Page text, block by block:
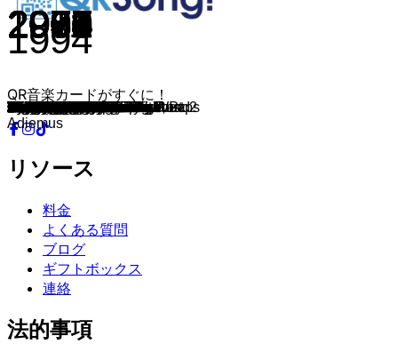
1994
Adiemus
1990
Enjoy The Silence
1983
Every Breath You Take
1989
The Best
1973
Piano Man
1999
Californication
1978
Hold The Line
1984
Pride
1965
Yesterday
1966
Eleanor Rigby
1970
The Long And Winding Road
1968
Hey Jude
1971
Imagine
1976
Hotel California
1976
Daddy Cool
1983
Sunday Bloody Sunday
1979
A Walk In The Park
2000
Dancing in the Moonlight
1981
Under Pressure
1983
I'm Still Standing
1984
Jump
1966
Yellow Submarine
1965
Satisfaction
1968
Mrs. Robinson
1973
Dream On
2005
American Idiot
1980
Hells Bells
1971
Lady In Black
1985
On My Way In L.A.
1986
You're The Voice
1995
Wonderwall
1971
Danny's Song
1988
Never Tear Us Apart
2009
21 Guns
1982
Africa
1989
Another Day In Paradise
1996
Ameno
1979
Another Brick in the Wall, Pt. 2
1980
Another One Bites The Dust
1982
Beat It
1987
Beds Are Burning
2003
Behind Blue Eyes
1965
California Dreamin'
1968
Back In The U.S.S.R.
1991
The Show Must Go On
1993
All Apologies
1995
High And Dry
1977
Knowing Me, Knowing You
1991
Smells Like Teen Spirit
2004
Since U Been Gone
2006
Say It Right
2003
The Reason
2000
Beautiful Day
1997
Song 2
1963
She Loves You
1981
Tainted Love
1974
Mandy
1975
Bohemian Rhapsody
1978
Fat Bottomed Girls
1974
Killer Queen
1968
While My Guitar Gently Weeps
1979
Don't Stop Me Now
1987
Barcelona
1987
With Or Without You
1975
Bye Bye Baby
1970
Child in Time
1971
Stairway To Heaven
1991
Civil War
1985
Brothers In Arms
1983
Total Eclipse of the Heart
1984
Shout
1991
Nothing Else Matters
1973
Radar Love
1976
Music
1984
Radio Ga Ga
1974
Waterloo
1978
Dust In The Wind
1998
Out Of The Dark
1976
Go Your Own Way
1981
Don't Stop Believin'
1985
Live Is Life
1983
It's Raining Men
1982
Eye In The Sky
1984
Big In Japan
1991
Black Or White
1980
Boat On The River
1984
Born In The U.S.A.
1984
The Boys Of Summer
2003
Bring Me To Life
2009
Broken Leg
1985
Broken Wings
1985
Burning Heart
2011
The Carpet Crawlers
1980
Celebration
1977
Cocaine
1977
Cold As Ice
1976
Dancing Queen
2006
Dani California
1999
Desert Rose
1987
Dirty Diana
QR音楽カードがすぐに！
リソース
料金
よくある質問
ブログ
ギフトボックス
連絡
法的事項